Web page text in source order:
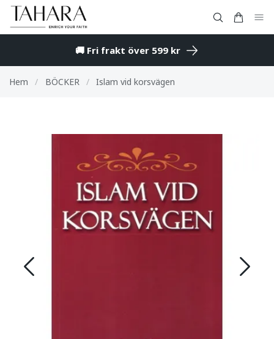
🚚 Fri frakt över 599 kr
Hem / BÖCKER / Islam vid korsvägen